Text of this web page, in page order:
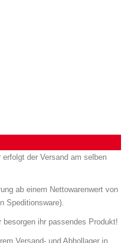
der Versand am selben
ab einem Nettowarenwert von
Speditionsware).
besorgen ihr passendes Produkt!
Versand- und Abhollager in